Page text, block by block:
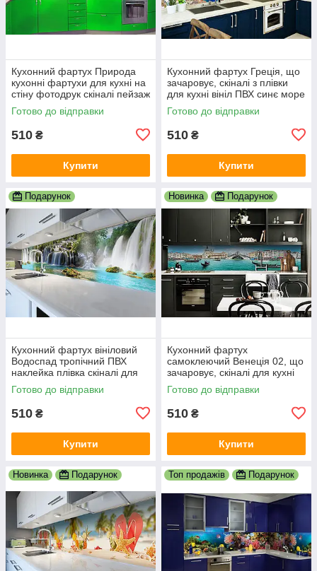
Кухонний фартух Природа
кухонні фартухи для кухні на
стіну фотодрук скіналі пейзаж
600х2000 мм
Готово до відправки
510 ₴
Купити
Кухонний фартух Греція, що
зачаровує, скіналі з плівки
для кухні вініл ПВХ синє море
білі будинки 600х2000 мм
Готово до відправки
510 ₴
Купити
Подарунок
Кухонний фартух вініловий
Водоспад тропічний ПВХ
наклейка плівка скіналі для
кухні блакитний 600х2000 мм
Готово до відправки
510 ₴
Купити
Новинка Подарунок
Кухонний фартух
самоклеючий Венеція 02, що
зачаровує, скіналі для кухні
наклейка ПВХ гондоли
600х2000 мм
Готово до відправки
510 ₴
Купити
Новинка Подарунок Топ продажів Подарунок